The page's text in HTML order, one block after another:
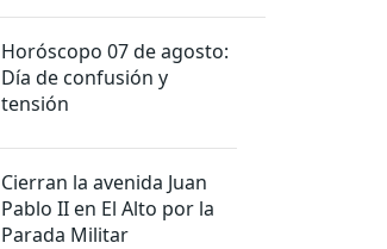
Horóscopo 07 de agosto:
Día de confusión y
tensión
Cierran la avenida Juan
Pablo II en El Alto por la
Parada Militar